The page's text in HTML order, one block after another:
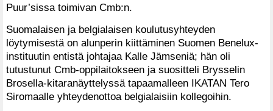
Puur’sissa toimivan Cmb:n.
Suomalaisen ja belgialaisen koulutusyhteyden
löytymisestä on alunperin kiittäminen Suomen Benelux-
instituutin entistä johtajaa Kalle Jämseniä; hän oli
tutustunut Cmb-oppilaitokseen ja suositteli Brysselin
Brosella-kitaranäyttelyssä tapaamalleen IKATAN Tero
Siromaalle yhteydenottoa belgialaisiin kollegoihin.